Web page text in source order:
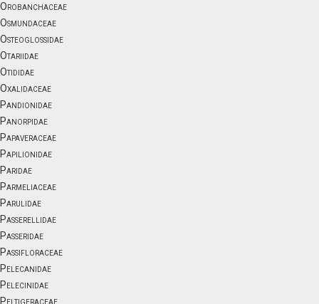
Orobanchaceae
Osmundaceae
Osteoglossidae
Otariidae
Otididae
Oxalidaceae
Pandionidae
Panorpidae
Papaveraceae
Papilionidae
Paridae
Parmeliaceae
Parulidae
Passerellidae
Passeridae
Passifloraceae
Pelecanidae
Pelecinidae
Peltigeraceae